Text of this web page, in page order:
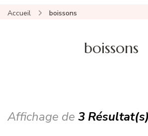
Accueil boissons
boissons
Affichage de 3 Résultat(s)